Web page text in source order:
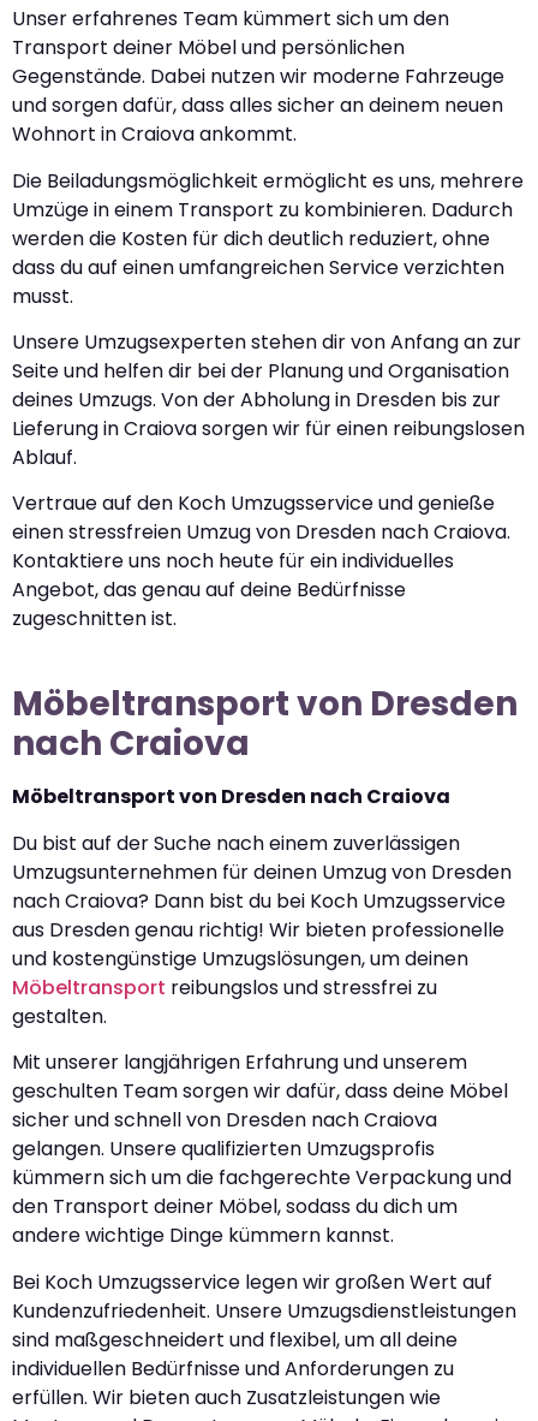
Unser erfahrenes Team kümmert sich um den
Transport deiner Möbel und persönlichen
Gegenstände. Dabei nutzen wir moderne Fahrzeuge
und sorgen dafür, dass alles sicher an deinem neuen
Wohnort in Craiova ankommt.
Die Beiladungsmöglichkeit ermöglicht es uns, mehrere
Umzüge in einem Transport zu kombinieren. Dadurch
werden die Kosten für dich deutlich reduziert, ohne
dass du auf einen umfangreichen Service verzichten
musst.
Unsere Umzugsexperten stehen dir von Anfang an zur
Seite und helfen dir bei der Planung und Organisation
deines Umzugs. Von der Abholung in Dresden bis zur
Lieferung in Craiova sorgen wir für einen reibungslosen
Ablauf.
Vertraue auf den Koch Umzugsservice und genieße
einen stressfreien Umzug von Dresden nach Craiova.
Kontaktiere uns noch heute für ein individuelles
Angebot, das genau auf deine Bedürfnisse
zugeschnitten ist.
Möbeltransport von Dresden
nach Craiova
Möbeltransport von Dresden nach Craiova
Du bist auf der Suche nach einem zuverlässigen
Umzugsunternehmen für deinen Umzug von Dresden
nach Craiova? Dann bist du bei Koch Umzugsservice
aus Dresden genau richtig! Wir bieten professionelle
und kostengünstige Umzugslösungen, um deinen
Möbeltransport reibungslos und stressfrei zu
gestalten.
Mit unserer langjährigen Erfahrung und unserem
geschulten Team sorgen wir dafür, dass deine Möbel
sicher und schnell von Dresden nach Craiova
gelangen. Unsere qualifizierten Umzugsprofis
kümmern sich um die fachgerechte Verpackung und
den Transport deiner Möbel, sodass du dich um
andere wichtige Dinge kümmern kannst.
Bei Koch Umzugsservice legen wir großen Wert auf
Kundenzufriedenheit. Unsere Umzugsdienstleistungen
sind maßgeschneidert und flexibel, um all deine
individuellen Bedürfnisse und Anforderungen zu
erfüllen. Wir bieten auch Zusatzleistungen wie